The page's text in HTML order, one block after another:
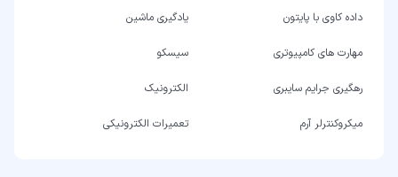
داده کاوی با پایتون یادگیری ماشین
مهارت های کامپیوتری سیسکو
رهگیری جرایم سایبری الکترونیک
میکروکنترلر آرم تعمیرات الکترونیکی